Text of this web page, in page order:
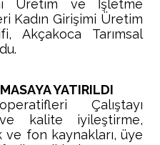
Üretim ve İşletme
Kadın Girişimi Üretim
Akçakoca Tarımsal
YATIRILDI
Çalıştayı
kalite iyileştirme,
fon kaynakları, üye